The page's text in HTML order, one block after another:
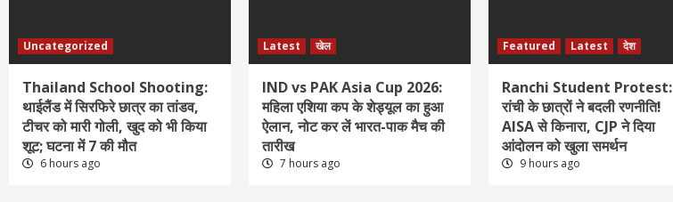
Uncategorized
Thailand School Shooting:
थाईलैंड में सिरफिरे छात्र का तांडव,
टीचर को मारी गोली, खुद को भी किया
शूट; घटना में 7 की मौत
6 hours ago
Latest खेल
IND vs PAK Asia Cup 2026:
महिला एशिया कप के शेड्यूल का हुआ
ऐलान, नोट कर लें भारत-पाक मैच की
तारीख
7 hours ago
Featured Latest देश
Ranchi Student Protest:
रांची के छात्रों ने बदली रणनीति!
AISA से किनारा, CJP ने दिया
आंदोलन को खुला समर्थन
9 hours ago